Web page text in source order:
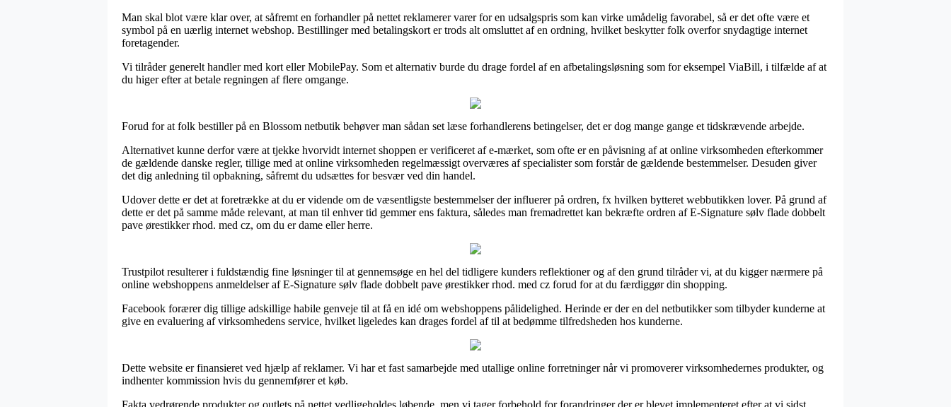
Man skal blot være klar over, at såfremt en forhandler på nettet reklamerer varer for en udsalgspris som kan virke umådelig favorabel, så er det ofte være et
symbol på en uærlig internet webshop. Bestillinger med betalingskort er trods alt omsluttet af en ordning, hvilket beskytter folk overfor snydagtige internet
foretagender.
Vi tilråder generelt handler med kort eller MobilePay. Som et alternativ burde du drage fordel af en afbetalingsløsning som for eksempel ViaBill, i tilfælde af at
du higer efter at betale regningen af flere omgange.
Forud for at folk bestiller på en Blossom netbutik behøver man sådan set læse forhandlerens betingelser, det er dog mange gange et tidskrævende arbejde.
Alternativet kunne derfor være at tjekke hvorvidt internet shoppen er verificeret af e-mærket, som ofte er en påvisning af at online virksomheden efterkommer
de gældende danske regler, tillige med at online virksomheden regelmæssigt overværes af specialister som forstår de gældende bestemmelser. Desuden giver
det dig anledning til opbakning, såfremt du udsættes for besvær ved din handel.
Udover dette er det at foretrække at du er vidende om de væsentligste bestemmelser der influerer på ordren, fx hvilken bytteret webbutikken lover. På grund af
dette er det på samme måde relevant, at man til enhver tid gemmer ens faktura, således man fremadrettet kan bekræfte ordren af E-Signature sølv flade dobbelt
pave ørestikker rhod. med cz, om du er dame eller herre.
Trustpilot resulterer i fuldstændig fine løsninger til at gennemsøge en hel del tidligere kunders reflektioner og af den grund tilråder vi, at du kigger nærmere på
online webshoppens anmeldelser af E-Signature sølv flade dobbelt pave ørestikker rhod. med cz forud for at du færdiggør din shopping.
Facebook forærer dig tillige adskillige habile genveje til at få en idé om webshoppens pålidelighed. Herinde er der en del netbutikker som tilbyder kunderne at
give en evaluering af virksomhedens service, hvilket ligeledes kan drages fordel af til at bedømme tilfredsheden hos kunderne.
Dette website er finansieret ved hjælp af reklamer. Vi har et fast samarbejde med utallige online forretninger når vi promoverer virksomhedernes produkter, og
indhenter kommission hvis du gennemfører et køb.
Fakta vedrørende produkter og outlets på nettet vedligeholdes løbende, men vi tager forbehold for forandringer der er blevet implementeret efter at vi sidst